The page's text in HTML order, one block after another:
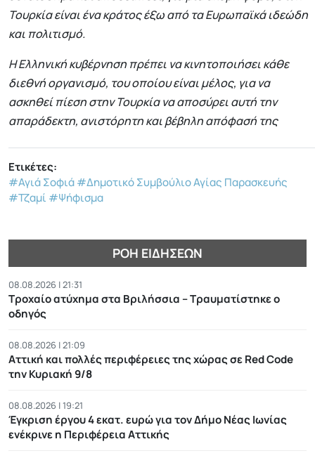
Τουρκία είναι ένα κράτος έξω από τα Ευρωπαϊκά ιδεώδη
και πολιτισμό.
Η Ελληνική κυβέρνηση πρέπει να κινητοποιήσει κάθε
διεθνή οργανισμό, του οποίου είναι μέλος, για να
ασκηθεί πίεση στην Τουρκία να αποσύρει αυτή την
απαράδεκτη, ανιστόρητη και βέβηλη απόφασή της
Ετικέτες:
#Αγιά Σοφιά#Δημοτικό Συμβούλιο Αγίας Παρασκευής
#Τζαμί #Ψήφισμα
ΡΟΉ ΕΙΔΉΣΕΩΝ
08.08.2026 | 21:31
Τροχαίο ατύχημα στα Βριλήσσια – Τραυματίστηκε ο
οδηγός
08.08.2026 | 21:09
Αττική και πολλές περιφέρειες της χώρας σε Red Code
την Κυριακή 9/8
08.08.2026 | 19:21
Έγκριση έργου 4 εκατ. ευρώ για τον Δήμο Νέας Ιωνίας
ενέκρινε η Περιφέρεια Αττικής